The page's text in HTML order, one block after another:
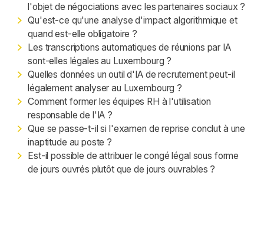
l'objet de négociations avec les partenaires sociaux ?
Qu'est-ce qu'une analyse d'impact algorithmique et
quand est-elle obligatoire ?
Les transcriptions automatiques de réunions par IA
sont-elles légales au Luxembourg ?
Quelles données un outil d'IA de recrutement peut-il
légalement analyser au Luxembourg ?
Comment former les équipes RH à l'utilisation
responsable de l'IA ?
Que se passe-t-il si l'examen de reprise conclut à une
inaptitude au poste ?
Est-il possible de attribuer le congé légal sous forme
de jours ouvrés plutôt que de jours ouvrables ?